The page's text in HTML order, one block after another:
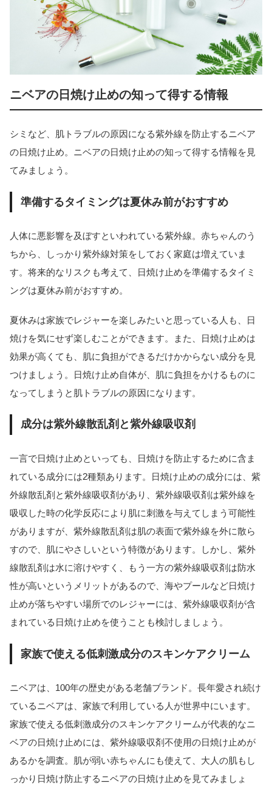
ニベアの日焼け止めの知って得する情報
シミなど、肌トラブルの原因になる紫外線を防止するニベア
の日焼け止め。ニベアの日焼け止めの知って得する情報を見
てみましょう。
準備するタイミングは夏休み前がおすすめ
人体に悪影響を及ぼすといわれている紫外線。赤ちゃんのう
ちから、しっかり紫外線対策をしておく家庭は増えていま
す。将来的なリスクも考えて、日焼け止めを準備するタイミ
ングは夏休み前がおすすめ。
夏休みは家族でレジャーを楽しみたいと思っている人も、日
焼けを気にせず楽しむことができます。また、日焼け止めは
効果が高くても、肌に負担ができるだけかからない成分を見
つけましょう。日焼け止め自体が、肌に負担をかけるものに
なってしまうと肌トラブルの原因になります。
成分は紫外線散乱剤と紫外線吸収剤
一言で日焼け止めといっても、日焼けを防止するために含ま
れている成分には2種類あります。日焼け止めの成分には、紫
外線散乱剤と紫外線吸収剤があり、紫外線吸収剤は紫外線を
吸収した時の化学反応により肌に刺激を与えてしまう可能性
がありますが、紫外線散乱剤は肌の表面で紫外線を外に散ら
すので、肌にやさしいという特徴があります。しかし、紫外
線散乱剤は水に溶けやすく、もう一方の紫外線吸収剤は防水
性が高いというメリットがあるので、海やプールなど日焼け
止めが落ちやすい場所でのレジャーには、紫外線吸収剤が含
まれている日焼け止めを使うことも検討しましょう。
家族で使える低刺激成分のスキンケアクリーム
ニベアは、100年の歴史がある老舗ブランド。長年愛され続け
ているニベアは、家族で利用している人が世界中にいます。
家族で使える低刺激成分のスキンケアクリームが代表的なニ
ベアの日焼け止めには、紫外線吸収剤不使用の日焼け止めが
あるかを調査。肌が弱い赤ちゃんにも使えて、大人の肌もし
っかり日焼け防止するニベアの日焼け止めを見てみましょ